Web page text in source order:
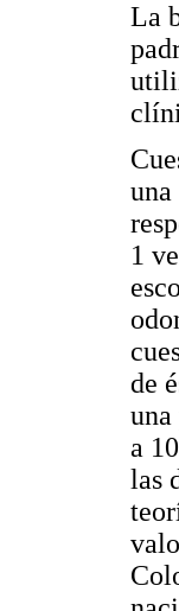
La
1
de
a
las